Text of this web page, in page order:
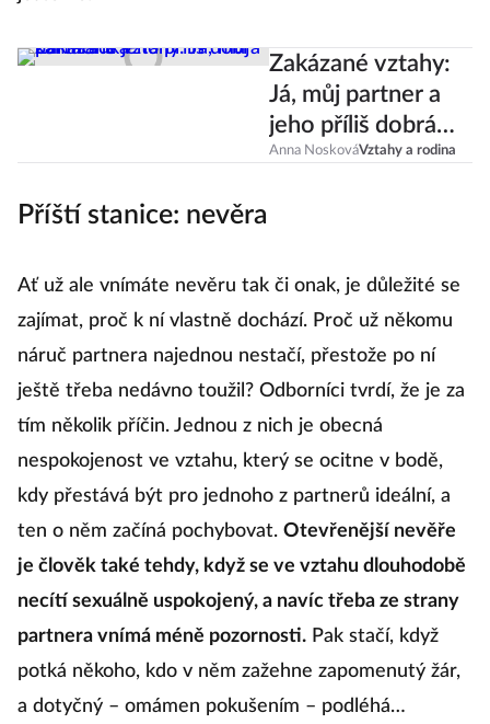
Zakázané vztahy:
Já, můj partner a
jeho příliš dobrá
kamarádka
Anna NoskováVztahy a rodina
Příští stanice: nevěra
Ať už ale vnímáte nevěru tak či onak, je důležité se
zajímat, proč k ní vlastně dochází. Proč už někomu
náruč partnera najednou nestačí, přestože po ní
ještě třeba nedávno toužil? Odborníci tvrdí, že je za
tím několik příčin. Jednou z nich je obecná
nespokojenost ve vztahu, který se ocitne v bodě,
kdy přestává být pro jednoho z partnerů ideální, a
ten o něm začíná pochybovat. Otevřenější nevěře
je člověk také tehdy, když se ve vztahu dlouhodobě
necítí sexuálně uspokojený, a navíc třeba ze strany
partnera vnímá méně pozornosti. Pak stačí, když
potká někoho, kdo v něm zažehne zapomenutý žár,
a dotyčný – omámen pokušením – podléhá…